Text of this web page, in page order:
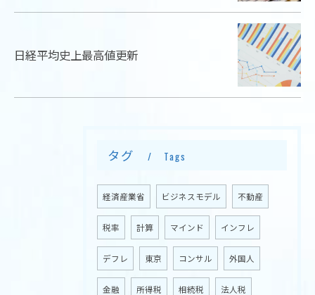
日経平均史上最高値更新
タグ Tags
経済産業省 ビジネスモデル 不動産
税率 計算 マインド インフレ
デフレ 東京 コンサル 外国人
金融 所得税 相続税 法人税
お問い合わせはこちら